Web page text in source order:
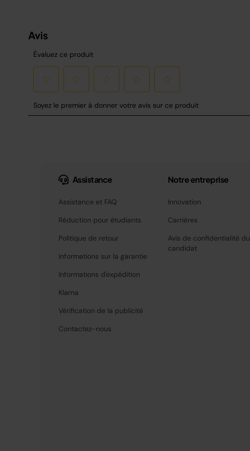
Assistance
Assistance et FAQ
Réduction pour étudiants
Politique de retour
Informations sur la garantie
Informations d'expédition
Klarna
Vérification de la publicité
Contactez-nous
Notre entreprise
Innovation
Carrières
Avis de confidentialité du
candidat